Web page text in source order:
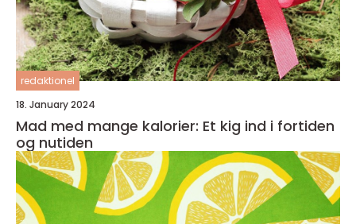
redaktionel
18. January 2024
Mad med mange kalorier: Et kig ind i fortiden
og nutiden